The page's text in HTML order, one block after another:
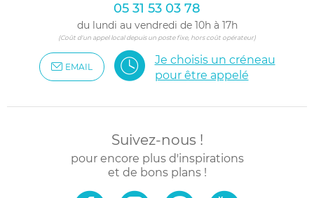
05 31 53 03 78
du lundi au vendredi de 10h à 17h
(Coût d'un appel local depuis un poste fixe, hors coût opérateur)
EMAIL
Je choisis un créneau
pour être appelé
Suivez-nous !
pour encore plus d'inspirations
et de bons plans !